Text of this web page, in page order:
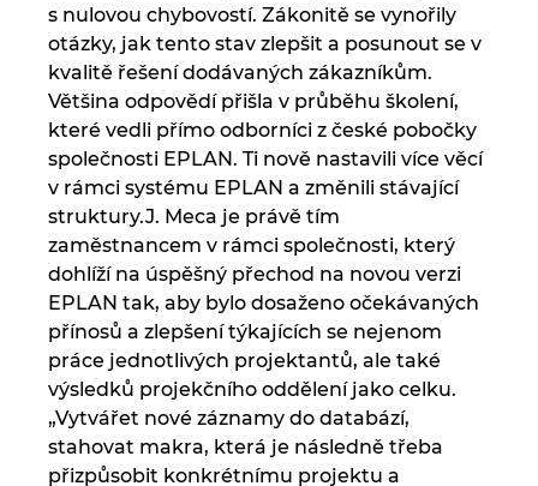
s nulovou chybovostí. Zákonitě se vynořily
otázky, jak tento stav zlepšit a posunout se v
kvalitě řešení dodávaných zákazníkům.
Většina odpovědí přišla v průběhu školení,
které vedli přímo odborníci z české pobočky
společnosti EPLAN. Ti nově nastavili více věcí
v rámci systému EPLAN a změnili stávající
struktury.J. Meca je právě tím
zaměstnancem v rámci společnosti, který
dohlíží na úspěšný přechod na novou verzi
EPLAN tak, aby bylo dosaženo očekávaných
přínosů a zlepšení týkajících se nejenom
práce jednotlivých projektantů, ale také
výsledků projekčního oddělení jako celku.
„Vytvářet nové záznamy do databází,
stahovat makra, která je následně třeba
přizpůsobit konkrétnímu projektu a
Thajsko
Turecko
Ukrajina
USA
Velká Británie